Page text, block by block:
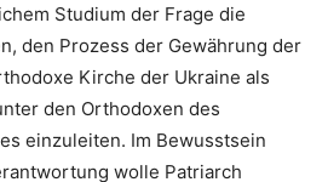
Studium der Frage die
den Prozess der Gewährung der
Kirche der Ukraine als
den Orthodoxen des
einzuleiten. Im Bewusstsein
wolle Patriarch